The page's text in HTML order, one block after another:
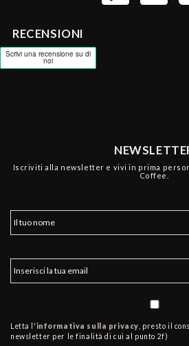
RECENSIONI
Iscriviti alla newsletter e vivi in prima
Coffee.
Letta l'informativa sulla privacy , presto il
newsletter per le finalità di cui al punto 2f)